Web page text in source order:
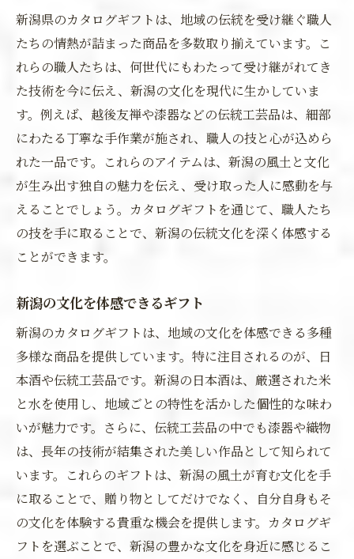
新潟県のカタログギフトは、地域の伝統を受け継ぐ職人
たちの情熱が詰まった商品を多数取り揃えています。こ
れらの職人たちは、何世代にもわたって受け継がれてき
た技術を今に伝え、新潟の文化を現代に生かしていま
す。例えば、越後友禅や漆器などの伝統工芸品は、細部
にわたる丁寧な手作業が施され、職人の技と心が込めら
れた一品です。これらのアイテムは、新潟の風土と文化
が生み出す独自の魅力を伝え、受け取った人に感動を与
えることでしょう。カタログギフトを通じて、職人たち
の技を手に取ることで、新潟の伝統文化を深く体感する
ことができます。
新潟の文化を体感できるギフト
新潟のカタログギフトは、地域の文化を体感できる多種
多様な商品を提供しています。特に注目されるのが、日
本酒や伝統工芸品です。新潟の日本酒は、厳選された米
と水を使用し、地域ごとの特性を活かした個性的な味わ
いが魅力です。さらに、伝統工芸品の中でも漆器や織物
は、長年の技術が結集された美しい作品として知られて
います。これらのギフトは、新潟の風土が育む文化を手
に取ることで、贈り物としてだけでなく、自分自身もそ
の文化を体験する貴重な機会を提供します。カタログギ
フトを選ぶことで、新潟の豊かな文化を身近に感じるこ